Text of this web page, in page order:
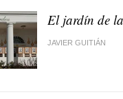
El jardín de
JAVIER GUITIÁN